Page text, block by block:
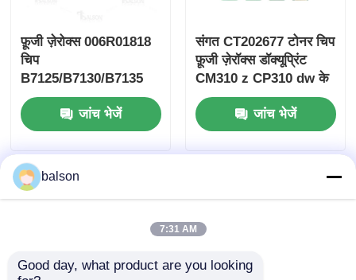
फ़ूजी ज़ेरोक्स 006R01818
चिप
B7125/B7130/B7135
जांच भेजें
संगत CT202677 टोनर चिप
फ़ूजी ज़ेरॉक्स डॉक्यूप्रिंट
CM310 z CP310 dw के
लिए
जांच भेजें
balson
7:31 AM
Good day, what product are you looking